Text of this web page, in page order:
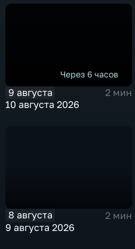
Через 6 часов
9 августа
2 мин
10 августа 2026
8 августа
2 мин
9 августа 2026